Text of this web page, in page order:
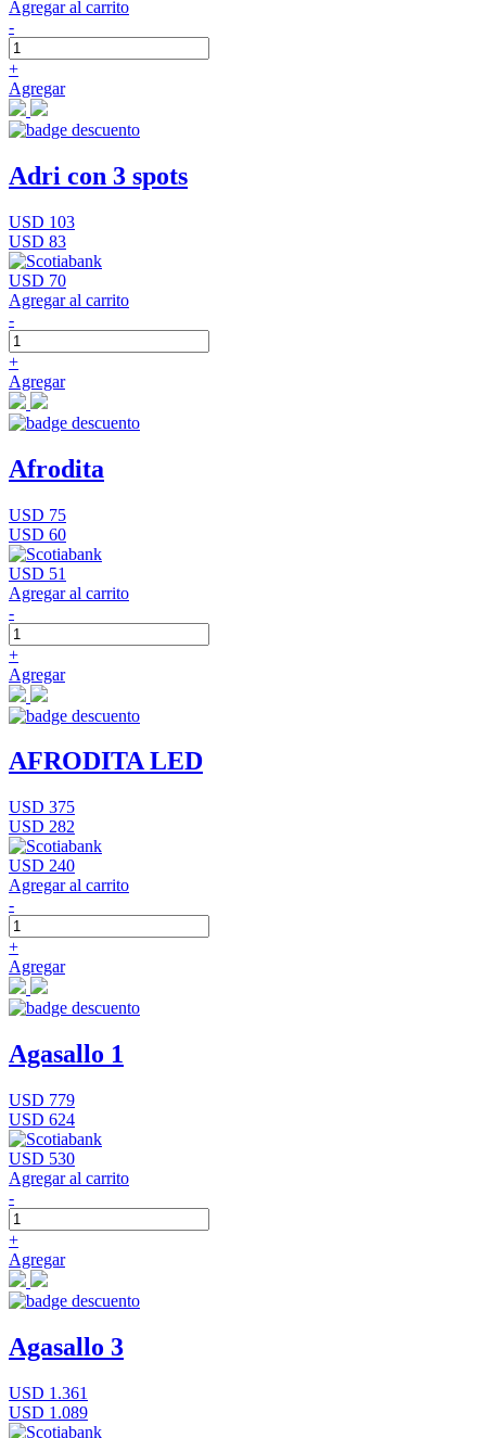
Agregar al carrito
-
+
Agregar
Adri con 3 spots
USD 103
USD 83
USD 70
Agregar al carrito
-
+
Agregar
Afrodita
USD 75
USD 60
USD 51
Agregar al carrito
-
+
Agregar
AFRODITA LED
USD 375
USD 282
USD 240
Agregar al carrito
-
+
Agregar
Agasallo 1
USD 779
USD 624
USD 530
Agregar al carrito
-
+
Agregar
Agasallo 3
USD 1.361
USD 1.089